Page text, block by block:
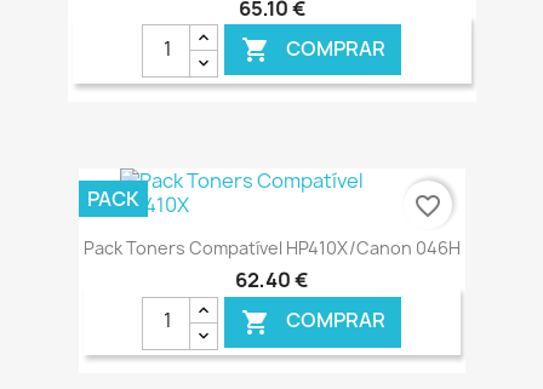
65,10 €
 COMPRAR
Pack Toners Compatível HP410X/Canon 046H
62,40 €
 COMPRAR
PACK favorite_border